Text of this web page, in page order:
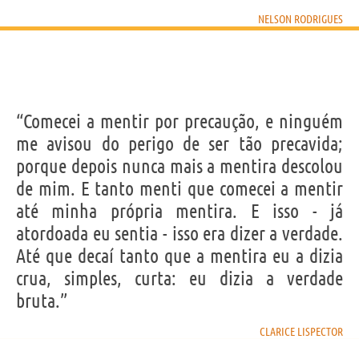
NELSON RODRIGUES
“Comecei a mentir por precaução, e ninguém
me avisou do perigo de ser tão precavida;
porque depois nunca mais a mentira descolou
de mim. E tanto menti que comecei a mentir
até minha própria mentira. E isso - já
atordoada eu sentia - isso era dizer a verdade.
Até que decaí tanto que a mentira eu a dizia
crua, simples, curta: eu dizia a verdade
bruta.”
CLARICE LISPECTOR